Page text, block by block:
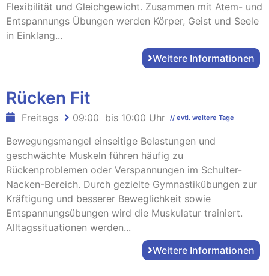
Flexibilität und Gleichgewicht. Zusammen mit Atem- und
Entspannungs Übungen werden Körper, Geist und Seele
in Einklang...
Weitere Informationen
Rücken Fit
Freitags 09:00 bis 10:00 Uhr // evtl. weitere Tage
Bewegungsmangel einseitige Belastungen und
geschwächte Muskeln führen häufig zu
Rückenproblemen oder Verspannungen im Schulter-
Nacken-Bereich. Durch gezielte Gymnastikübungen zur
Kräftigung und besserer Beweglichkeit sowie
Entspannungsübungen wird die Muskulatur trainiert.
Alltagssituationen werden...
Weitere Informationen